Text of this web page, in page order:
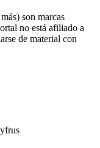
son marcas
no está afiliado a
de material con